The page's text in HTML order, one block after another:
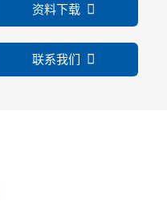
资料下载
联系我们